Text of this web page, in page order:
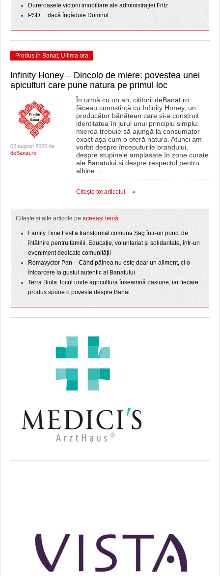
Dureroasele victorii imobiliare ale administrației Fritz
PSD… dacă îngăduie Domnul
Produs în Banat, Ultima ora
Infinity Honey – Dincolo de miere: povestea unei
apiculturi care pune natura pe primul loc
02 august 2026 de
deBanat.ro
În urmă cu un an, cititorii deBanat.ro
făceau cunoștință cu Infinity Honey, un
producător bănățean care și-a construit
identitatea în jurul unui principiu simplu:
mierea trebuie să ajungă la consumator
exact așa cum o oferă natura. Atunci am
vorbit despre începuturile brandului,
despre stupinele amplasate în zone curate
ale Banatului și despre respectul pentru
albine…
Citeşte tot articolul
Citește și alte articole pe aceeași temă:
Family Time Fest a transformat comuna Șag într-un punct de
întâlnire pentru familii. Educație, voluntariat și solidaritate, într-un
eveniment dedicate comunității
Romavyctor Pan – Când pâinea nu este doar un aliment, ci o
întoarcere la gustul autentic al Banatului
Terra Biola: locul unde agricultura înseamnă pasiune, iar fiecare
produs spune o poveste despre Banat